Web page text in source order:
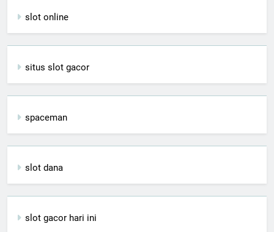
slot online
situs slot gacor
spaceman
slot dana
slot gacor hari ini